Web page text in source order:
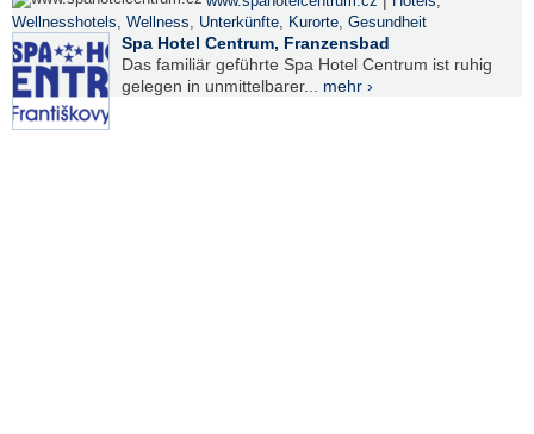
Wellnesshotels, Wellness, Unterkünfte, Kurorte, Gesundheit
Spa Hotel Centrum, Franzensbad
Das familiär geführte Spa Hotel Centrum ist ruhig
gelegen in unmittelbarer... mehr ›